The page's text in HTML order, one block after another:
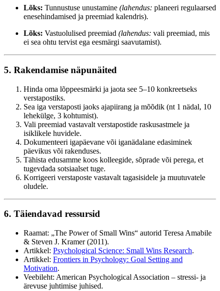
Lõks: Tunnustuse unustamine (lahendus: planeeri regulaarsed
enesehindamised ja preemiad kalendris).
Lõks: Vastuolulised preemiad (lahendus: vali preemiad, mis
ei sea ohtu tervist ega eesmärgi saavutamist).
5. Rakendamise näpunäited
Hinda oma lõppeesmärki ja jaota see 5–10 konkreetseks
verstapostiks.
Sea iga verstaposti jaoks ajapiirang ja mõõdik (nt 1 nädal, 10
lehekülge, 3 kohtumist).
Vali preemiad vastavalt verstapostide raskusastmele ja
isiklikele huvidele.
Dokumenteeri igapäevane või iganädalane edasiminek
päevikus või rakenduses.
Tähista edusamme koos kolleegide, sõprade või perega, et
tugevdada sotsiaalset tuge.
Korrigeeri verstaposte vastavalt tagasisidele ja muutuvatele
oludele.
6. Täiendavad ressursid
Raamat: „The Power of Small Wins“ autorid Teresa Amabile
& Steven J. Kramer (2011).
Artikkel: Psychological Science: Small Wins Research.
Artikkel: Frontiers in Psychology: Goal Setting and
Motivation.
Veebileht: American Psychological Association – stressi- ja
ärevuse juhtimise juhised.